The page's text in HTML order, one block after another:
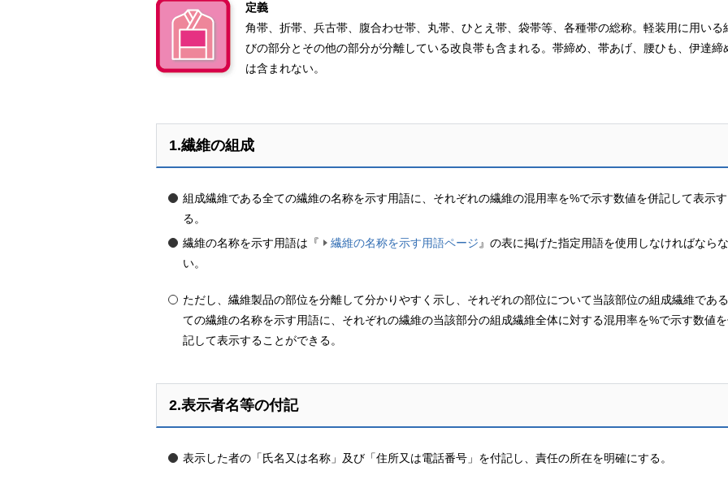
定義
角帯、折帯、兵古帯、腹合わせ帯、丸帯、ひとえ帯、袋帯等、各種帯の総称。軽装用に用いる
びの部分とその他の部分が分離している改良帯も含まれる。帯締め、帯あげ、腰ひも、伊達締
は含まれない。
1.繊維の組成
組成繊維である全ての繊維の名称を示す用語に、それぞれの繊維の混用率を%で示す数値を併記して表示す
る。
繊維の名称を示す用語は『
繊維の名称を示す用語ページ 』の表に掲げた指定用語を使用しなければならな
い。
ただし、繊維製品の部位を分離して分かりやすく示し、それぞれの部位について当該部位の組成繊維である
ての繊維の名称を示す用語に、それぞれの繊維の当該部分の組成繊維全体に対する混用率を%で示す数値
記して表示することができる。
2.表示者名等の付記
表示した者の「氏名又は名称」及び「住所又は電話番号」を付記し、責任の所在を明確にする。